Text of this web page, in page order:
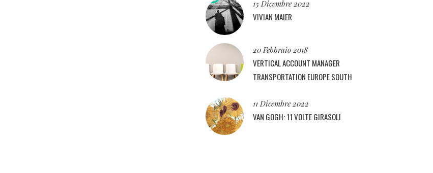
15 Dicembre 2022
VIVIAN MAIER
20 Febbraio 2018
VERTICAL ACCOUNT MANAGER
TRANSPORTATION EUROPE SOUTH
11 Dicembre 2022
VAN GOGH: 11 VOLTE GIRASOLI